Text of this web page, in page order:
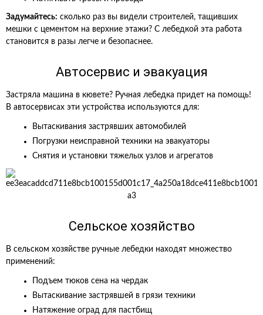
Задумайтесь: сколько раз вы видели строителей, тащивших
мешки с цементом на верхние этажи? С лебедкой эта работа
становится в разы легче и безопаснее.
Автосервис и эвакуация
Застряла машина в кювете? Ручная лебедка придет на помощь!
В автосервисах эти устройства используются для:
Вытаскивания застрявших автомобилей
Погрузки неисправной техники на эвакуаторы
Снятия и установки тяжелых узлов и агрегатов
Сельское хозяйство
В сельском хозяйстве ручные лебедки находят множество
применений:
Подъем тюков сена на чердак
Вытаскивание застрявшей в грязи техники
Натяжение оград для пастбищ